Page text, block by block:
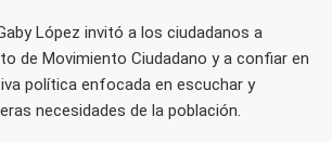
López invitó a los ciudadanos a
de Movimiento Ciudadano y a confiar en
política enfocada en escuchar y
necesidades de la población.